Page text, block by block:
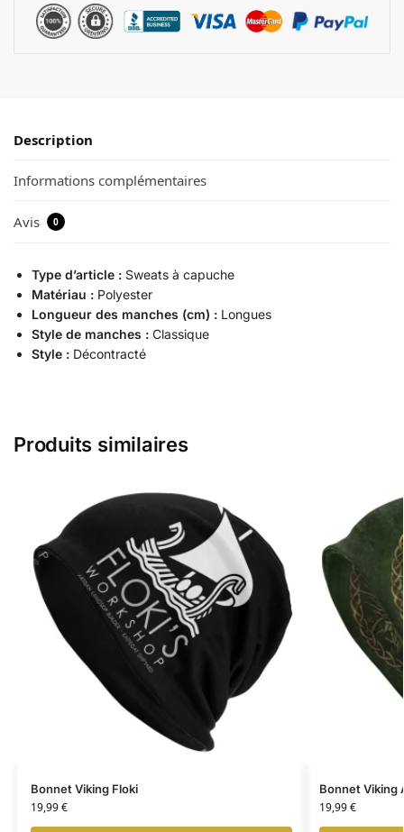
Description
Informations complémentaires
Avis 0
Type d’article : Sweats à capuche
Matériau : Polyester
Longueur des manches (cm) : Longues
Style de manches : Classique
Style : Décontracté
Produits similaires
Bonnet Viking Floki
19,99€
Bonnet Viking
19,99€